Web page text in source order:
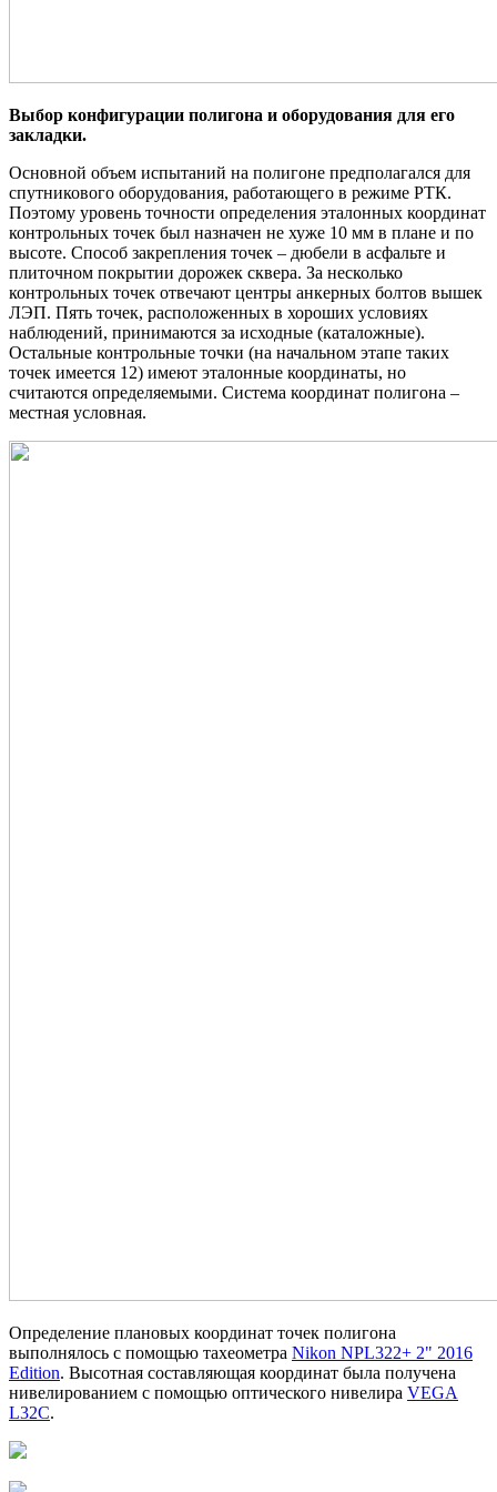
Выбор конфигурации полигона и оборудования для его
закладки.
Основной объем испытаний на полигоне предполагался для
спутникового оборудования, работающего в режиме РТК.
Поэтому уровень точности определения эталонных координат
контрольных точек был назначен не хуже 10 мм в плане и по
высоте. Способ закрепления точек – дюбели в асфальте и
плиточном покрытии дорожек сквера. За несколько
контрольных точек отвечают центры анкерных болтов вышек
ЛЭП. Пять точек, расположенных в хороших условиях
наблюдений, принимаются за исходные (каталожные).
Остальные контрольные точки (на начальном этапе таких
точек имеется 12) имеют эталонные координаты, но
считаются определяемыми. Система координат полигона –
местная условная.
Определение плановых координат точек полигона
выполнялось с помощью тахеометра Nikon NPL322+ 2" 2016
Edition. Высотная составляющая координат была получена
нивелированием с помощью оптического нивелира VEGA
L32C.